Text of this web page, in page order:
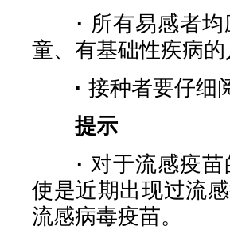
· 所有易感者
童、有基础性疾病的
· 接种者要仔细
提示
· 对于流感疫
使是近期出现过流
流感病毒疫苗。